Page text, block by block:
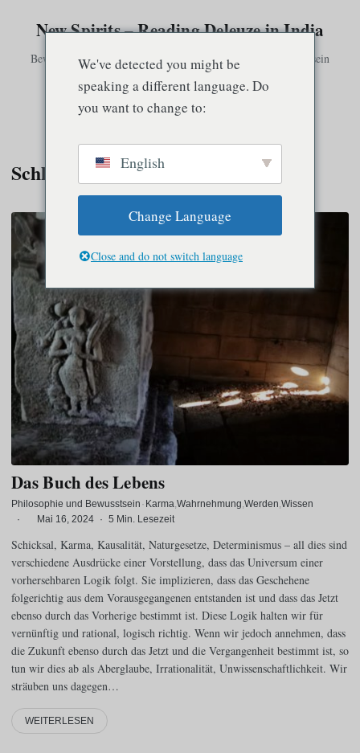
New Spirits – Reading Deleuze in India
Bewusstsein existiert nur in Verbindung mit anderem Bewusstsein
Speisekarte
Schlagwort: Karma
Das Buch des Lebens
Philosophie und Bewusstsein · Karma Wahrnehmung Werden Wissen
·
Mai 16, 2024 · 5 Min. Lesezeit
Schicksal, Karma, Kausalität, Naturgesetze, Determinismus – all dies sind
verschiedene Ausdrücke einer Vorstellung, dass das Universum einer
vorhersehbaren Logik folgt. Sie implizieren, dass das Geschehene
folgerichtig aus dem Vorausgegangenen entstanden ist und dass das Jetzt
ebenso durch das Vorherige bestimmt ist. Diese Logik halten wir für
vernünftig und rational, logisch richtig. Wenn wir jedoch annehmen, dass
die Zukunft ebenso durch das Jetzt und die Vergangenheit bestimmt ist, so
tun wir dies ab als Aberglaube, Irrationalität, Unwissenschaftlichkeit. Wir
sträuben uns dagegen…
WEITERLESEN
We've detected you might be
speaking a different language. Do
you want to change to:
English
Change Language
Close and do not switch language